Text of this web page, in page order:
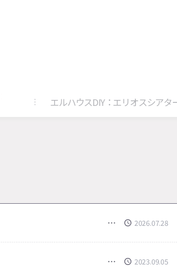
エルハウスDIY：エリオスシアタ
2026.07.28
2023.09.05